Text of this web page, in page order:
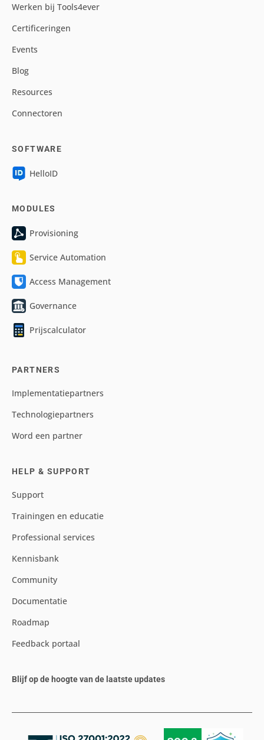
Werken bij Tools4ever
Certificeringen
Events
Blog
Resources
Connectoren
SOFTWARE
HelloID
MODULES
Provisioning
Service Automation
Access Management
Governance
Prijscalculator
PARTNERS
Implementatiepartners
Technologiepartners
Word een partner
HELP & SUPPORT
Support
Trainingen en educatie
Professional services
Kennisbank
Community
Documentatie
Roadmap
Feedback portaal
Blijf op de hoogte van de laatste updates